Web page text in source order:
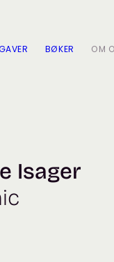
BØKER OM
Isager